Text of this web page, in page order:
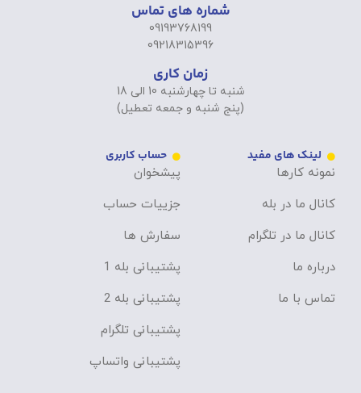
شماره های تماس
09193768199
09218315396
زمان کاری
شنبه تا چهارشنبه 10 الی 18
(پنج شنبه و جمعه تعطیل)
لینک های مفید
نمونه کارها
کانال ما در بله
کانال ما در تلگرام
درباره ما
تماس با ما
حساب کاربری
پیشخوان
جزییات حساب
سفارش ها
پشتیبانی بله 1
پشتیبانی بله 2
پشتیبانی تلگرام
پشتیبانی واتساپ